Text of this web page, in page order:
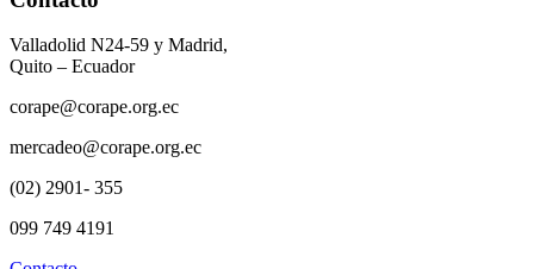
Valladolid N24-59 y Madrid,
Quito – Ecuador
corape@corape.org.ec
mercadeo@corape.org.ec
(02) 2901- 355
099 749 4191